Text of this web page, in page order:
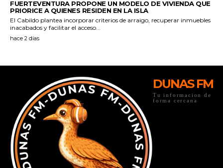
DUNAS FM
Tu informacion de
forma cercana